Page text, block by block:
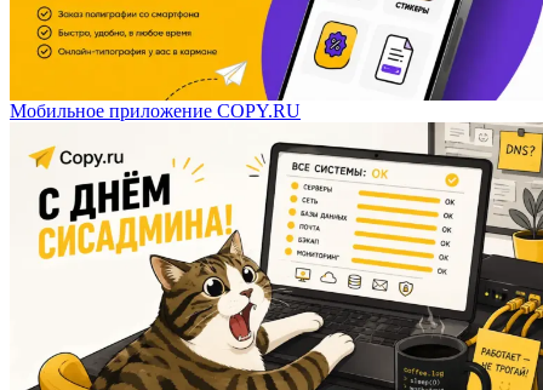
Мобильное приложение COPY.RU